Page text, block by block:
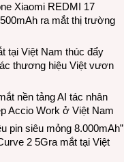
Xiaomi REDMI 17
ra mắt thị trường
tại Việt Nam thúc đẩy
thương hiệu Việt vươn
nền tảng AI tác nhân
Accio Work ở Việt Nam
pin siêu mỏng 8.000mAh”
2 5Gra mắt tại Việt